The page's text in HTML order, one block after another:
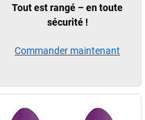
Tout est rangé – en toute
sécurité !
Commander maintenant